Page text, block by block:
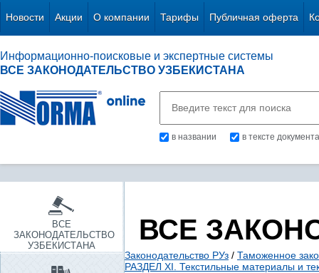
Новости Акции О компании Тарифы Публичная оферта
Информационно-поисковые и экспертные системы
ВСЕ ЗАКОНОДАТЕЛЬСТВО УЗБЕКИСТАНА
в названии в тексте документа
ВСЕ
ЗАКОНОДАТЕЛЬСТВО
УЗБЕКИСТАНА
ВСЕ
Законодательство РУз / Таможенное
РАЗДЕЛ XI. Текстильные материалы и